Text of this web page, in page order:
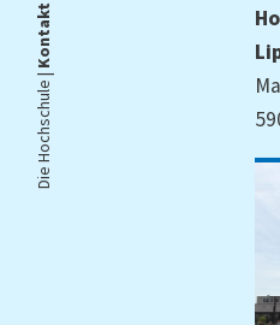
Die Hochschule |
Kontakt